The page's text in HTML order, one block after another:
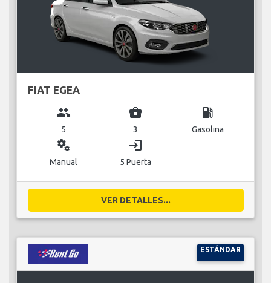
FIAT EGEA
group
5
business_center
3
local_gas_station
Gasolina
miscellaneous_services
Manual
login
5 Puerta
VER DETALLES...
ESTÁNDAR